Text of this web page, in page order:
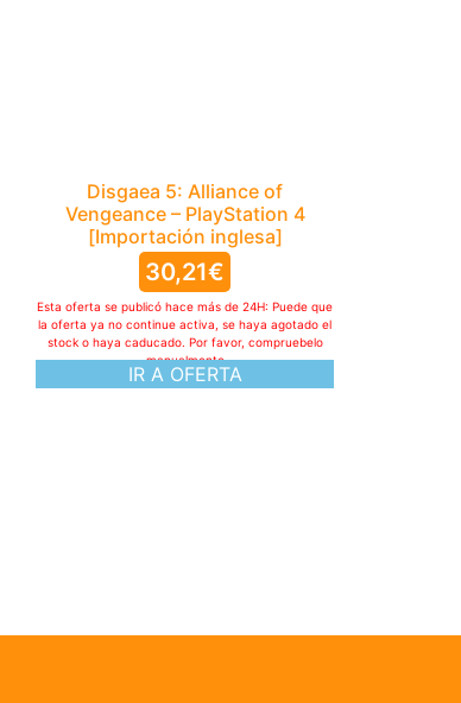
Disgaea 5: Alliance of
Vengeance – PlayStation 4
[Importación inglesa]
30,21€
IR A OFERTA
Esta oferta se publicó hace más de 24H: Puede que
la oferta ya no continue activa, se haya agotado el
stock o haya caducado. Por favor, compruebelo
manualmente